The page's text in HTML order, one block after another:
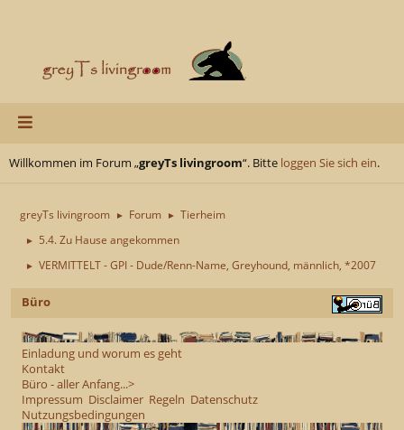
Willkommen im Forum „greyTs livingroom“. Bitte loggen Sie sich ein.
greyTs livingroom ► Forum ► Tierheim
► 5.4. Zu Hause angekommen
► VERMITTELT - GPI - Dude/Renn-Name, Greyhound, männlich, *2007
Büro
Einladung und worum es geht
Kontakt
Büro - aller Anfang...>
Impressum Disclaimer Regeln Datenschutz
Nutzungsbedingungen